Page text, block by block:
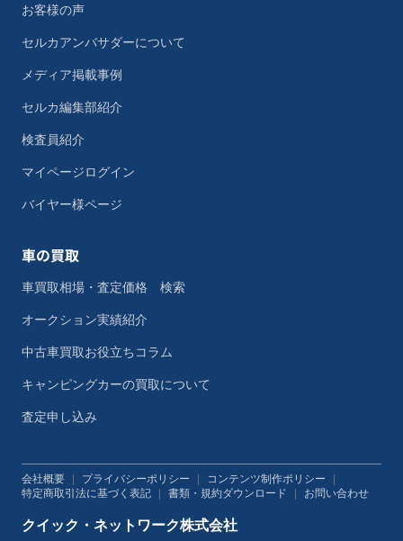
お客様の声
セルカアンバサダーについて
メディア掲載事例
セルカ編集部紹介
検査員紹介
マイページログイン
バイヤー様ページ
車の買取
車買取相場・査定価格 検索
オークション実績紹介
中古車買取お役立ちコラム
キャンピングカーの買取について
査定申し込み
会社概要 プライバシーポリシー コンテンツ制作ポリシー
特定商取引法に基づく表記
書類・規約ダウンロード お問い合わせ
クイック・ネットワーク株式会社